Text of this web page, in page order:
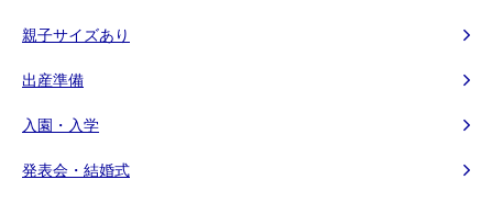
親子サイズあり
出産準備
入園・入学
発表会・結婚式